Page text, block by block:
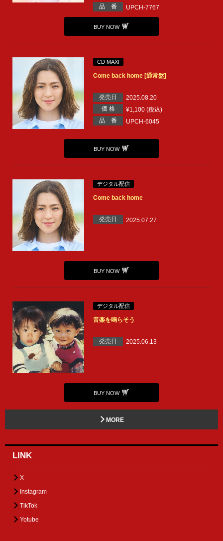
品 番
UPCH-7767
BUY NOW
CD MAXI
Come back home [通常盤]
発売日
2025.08.20
価 格
¥1,100 (税込)
品 番
UPCH-6045
BUY NOW
デジタル配信
Come back home
発売日 2025.07.27
BUY NOW
デジタル配信
音楽を鳴らそう
発売日 2025.06.13
BUY NOW
MORE
LINK
X
Instagram
TikTok
Yotube